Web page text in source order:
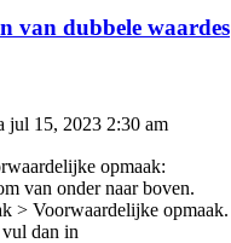
van dubbele waardes
jul 15, 2023 2:30 am
opmaak:
van onder naar boven.
> Voorwaardelijke
dan in